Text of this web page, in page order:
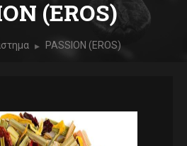
(EROS)
PASSION (EROS)